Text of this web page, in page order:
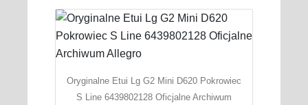
Oryginalne Etui Lg G2 Mini D620 Pokrowiec
S Line 6439802128 Oficjalne Archiwum